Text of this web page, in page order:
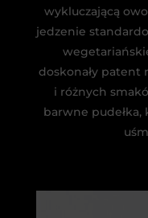
wykluczającą
jedzenie
doskonały patent
i różnych
barwne pudełka,